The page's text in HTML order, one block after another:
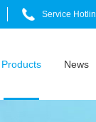
Service
Products News